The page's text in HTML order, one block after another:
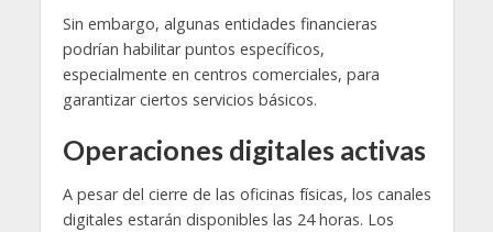
Sin embargo, algunas entidades financieras
podrían habilitar puntos específicos,
especialmente en centros comerciales, para
garantizar ciertos servicios básicos.
Operaciones digitales activas
A pesar del cierre de las oficinas físicas, los canales
digitales estarán disponibles las 24 horas. Los